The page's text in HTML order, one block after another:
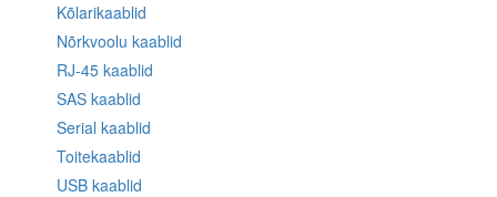
Kõlarikaablid
Nõrkvoolu kaablid
RJ-45 kaablid
SAS kaablid
Serial kaablid
Toitekaablid
USB kaablid